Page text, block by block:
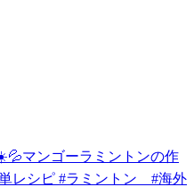
マンゴーラミントンの作
レシピ #ラミントン #海外